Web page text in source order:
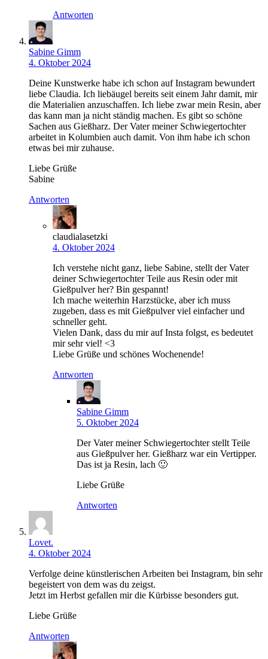
Antworten
Sabine Gimm
4. Oktober 2024
Deine Kunstwerke habe ich schon auf Instagram bewundert
liebe Claudia. Ich liebäugel bereits seit einem Jahr damit, mir
die Materialien anzuschaffen. Ich liebe zwar mein Resin, aber
das kann man ja nicht ständig machen. Es gibt so schöne
Sachen aus Gießharz. Der Vater meiner Schwiegertochter
arbeitet in Kolumbien auch damit. Von ihm habe ich schon
etwas bei mir zuhause.
Liebe Grüße
Sabine
Antworten
claudialasetzki
4. Oktober 2024
Ich verstehe nicht ganz, liebe Sabine, stellt der Vater
deiner Schwiegertochter Teile aus Resin oder mit
Gießpulver her? Bin gespannt!
Ich mache weiterhin Harzstücke, aber ich muss
zugeben, dass es mit Gießpulver viel einfacher und
schneller geht.
Vielen Dank, dass du mir auf Insta folgst, es bedeutet
mir sehr viel! <3
Liebe Grüße und schönes Wochenende!
Antworten
Sabine Gimm
5. Oktober 2024
Der Vater meiner Schwiegertochter stellt Teile
aus Gießpulver her. Gießharz war ein Vertipper.
Das ist ja Resin, lach 🙂
Liebe Grüße
Antworten
Lovet.
4. Oktober 2024
Verfolge deine künstlerischen Arbeiten bei Instagram, bin sehr
begeistert von dem was du zeigst.
Jetzt im Herbst gefallen mir die Kürbisse besonders gut.
Liebe Grüße
Antworten